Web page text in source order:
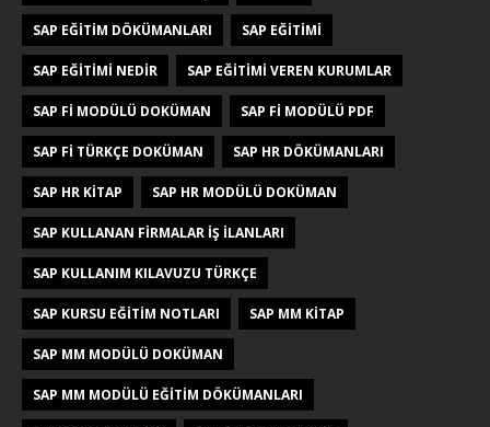
SAP EĞITIM DÖKÜMANLARI SAP EĞITIMI
SAP EĞITIMI NEDIR SAP EĞITIMI VEREN KURUMLAR
SAP FI MODÜLÜ DOKÜMAN SAP FI MODÜLÜ PDF
SAP FI TÜRKÇE DOKÜMAN SAP HR DÖKÜMANLARI
SAP HR KITAP SAP HR MODÜLÜ DOKÜMAN
SAP KULLANAN FIRMALAR IŞ ILANLARI
SAP KULLANIM KILAVUZU TÜRKÇE
SAP KURSU EĞITIM NOTLARI SAP MM KITAP
SAP MM MODÜLÜ DOKÜMAN
SAP MM MODÜLÜ EĞITIM DÖKÜMANLARI